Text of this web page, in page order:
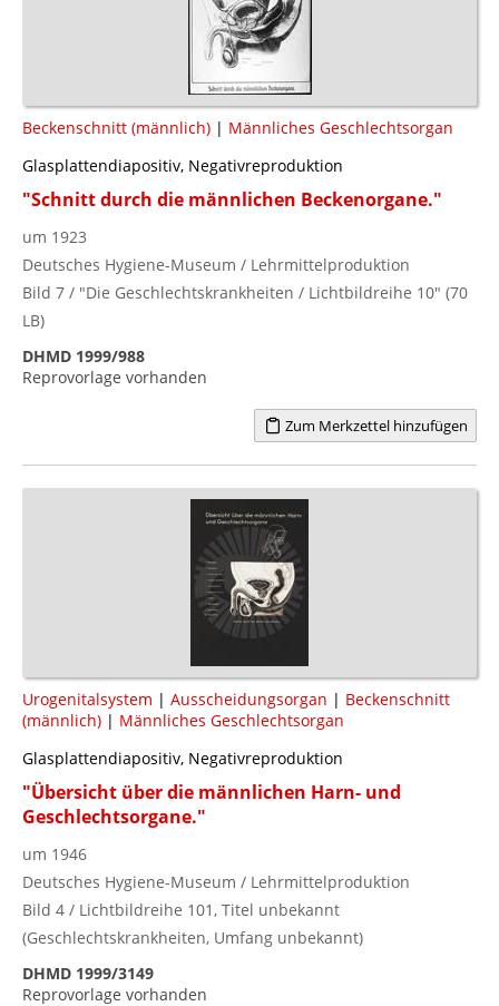
Beckenschnitt (männlich) | Männliches Geschlechtsorgan
Glasplattendiapositiv, Negativreproduktion
"Schnitt durch die männlichen Beckenorgane."
um 1923
Deutsches Hygiene-Museum / Lehrmittelproduktion
Bild 7 / "Die Geschlechtskrankheiten / Lichtbildreihe 10" (70
LB)
DHMD 1999/988
Reprovorlage vorhanden
Zum Merkzettel hinzufügen
Urogenitalsystem | Ausscheidungsorgan | Beckenschnitt
(männlich) | Männliches Geschlechtsorgan
Glasplattendiapositiv, Negativreproduktion
"Übersicht über die männlichen Harn- und
Geschlechtsorgane."
um 1946
Deutsches Hygiene-Museum / Lehrmittelproduktion
Bild 4 / Lichtbildreihe 101, Titel unbekannt
(Geschlechtskrankheiten, Umfang unbekannt)
DHMD 1999/3149
Reprovorlage vorhanden